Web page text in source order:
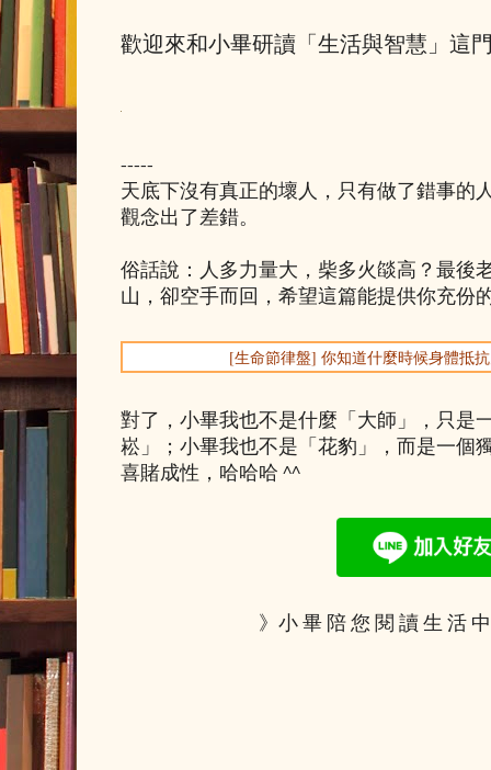
歡迎來和小畢研讀「生活與智慧」這
-----
天底下沒有真正的壞人，只有做了錯事的
觀念出了差錯。
俗話說：人多力量大，柴多火燄高？最後
山，卻空手而回，希望這篇能提供你充份
[生命節律盤] 你知道什麼時候身體抵
對了，小畢我也不是什麼「大師」，只是
崧」；小畢我也不是「花豹」，而是一個
喜賭成性，哈哈哈 ^^
》小 畢 陪 您 閱 讀 生 活